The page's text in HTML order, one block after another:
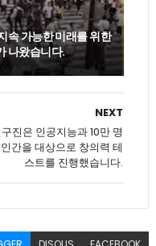
속 가능한 미래를 위한
나왔습니다.
NEXT
진은 인공지능과 10만 명
간을 대상으로 창의력 테
스트를 진행했습니다.